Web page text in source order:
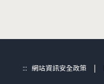
::: 網站資訊安全政策 |